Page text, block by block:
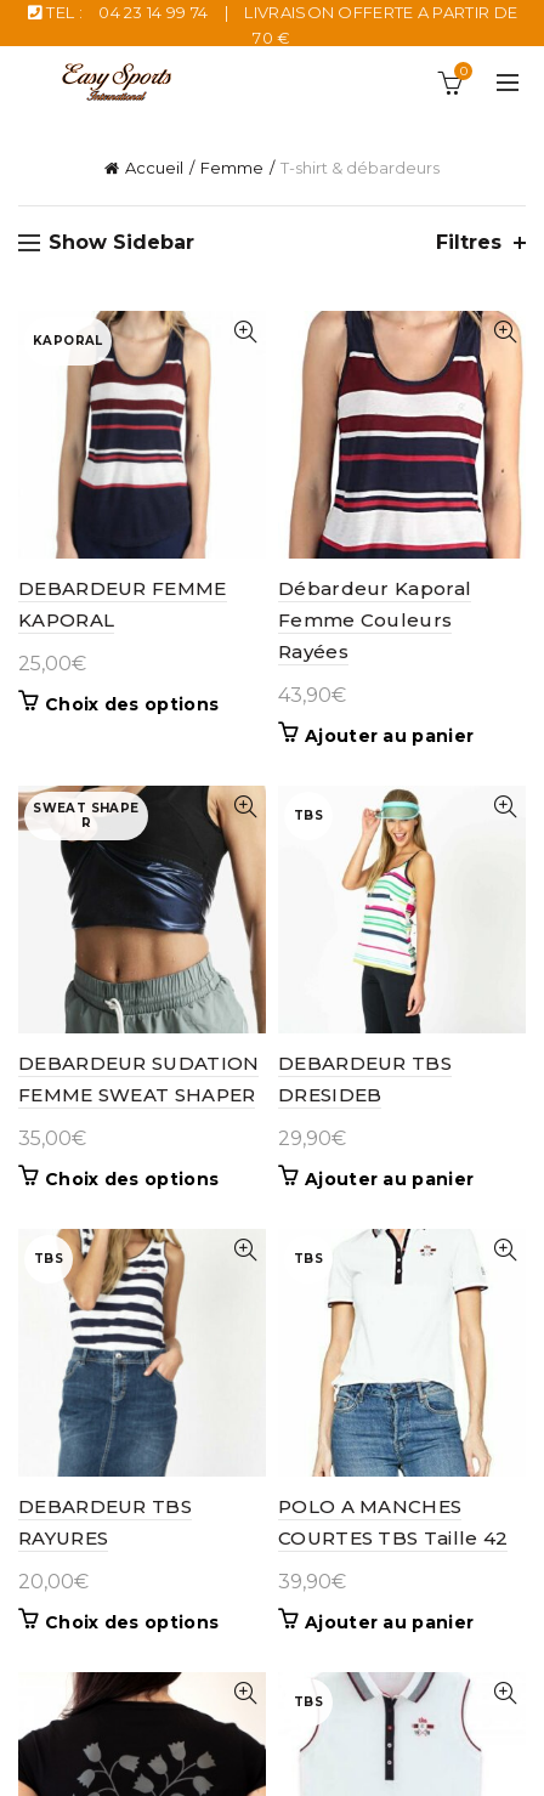
TEL : 04 23 14 99 74 |
LIVRAISON OFFERTE A PARTIR DE
70 €
0
Accueil Femme T-shirt & débardeurs
Show Sidebar Filtres
KAPORAL
DEBARDEUR FEMME
KAPORAL
25,00€
Choix des optionsCe
produit
plusieurs
variations.
Les
options
peuvent
être
choisies
sur
la
page
produit
Débardeur Kaporal
Femme Couleurs
Rayées
43,90€
Ajouter au panier
SWEAT SHAPE
R
DEBARDEUR SUDATION
FEMME SWEAT SHAPER
35,00€
Choix des optionsCe
plusieurs
produit
TBS
DEBARDEUR TBS
DRESIDEB
29,90€
Ajouter au panier
TBS
DEBARDEUR TBS
RAYURES
20,00€
Choix des optionsCe
plusieurs
variations.
options
TBS
POLO A MANCHES
COURTES TBS Taille 42
39,90€
Ajouter au panier
TBS